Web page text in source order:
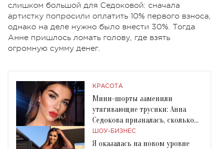
слишком большой для Седоковой: сначала
артистку попросили оплатить 10% первого взноса,
однако на деле нужно было внести 30%. Тогда
Анне пришлось ломать голову, где взять
огромную сумму денег.
КРАСОТА
Мини-шорты заменили
утягивающие трусики: Анна
Седокова призналась, сколько
весит
ШОУ-БИЗНЕС
Я оказалась на новом уровне